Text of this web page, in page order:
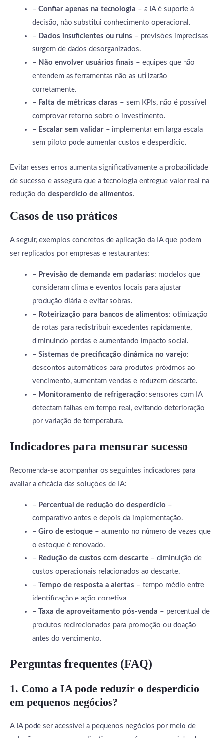
– Confiar apenas na tecnologia – a IA é suporte à
decisão, não substitui conhecimento operacional.
– Dados insuficientes ou ruins – previsões imprecisas
surgem de dados desorganizados.
– Não envolver usuários finais – equipes que não
entendem as ferramentas não as utilizarão
corretamente.
– Falta de métricas claras – sem KPIs, não é possível
comprovar retorno sobre o investimento.
– Escalar sem validar – implementar em larga escala
sem piloto pode aumentar custos e desperdício.
Evitar esses erros aumenta significativamente a probabilidade
de sucesso e assegura que a tecnologia entregue valor real na
redução do desperdício de alimentos.
Casos de uso práticos
A seguir, exemplos concretos de aplicação da IA que podem
ser replicados por empresas e restaurantes:
– Previsão de demanda em padarias: modelos que
consideram clima e eventos locais para ajustar
produção diária e evitar sobras.
– Roteirização para bancos de alimentos: otimização
de rotas para redistribuir excedentes rapidamente,
diminuindo perdas e aumentando impacto social.
– Sistemas de precificação dinâmica no varejo:
descontos automáticos para produtos próximos ao
vencimento, aumentam vendas e reduzem descarte.
– Monitoramento de refrigeração: sensores com IA
detectam falhas em tempo real, evitando deterioração
por variação de temperatura.
Indicadores para mensurar sucesso
Recomenda-se acompanhar os seguintes indicadores para
avaliar a eficácia das soluções de IA:
– Percentual de redução do desperdício –
comparativo antes e depois da implementação.
– Giro de estoque – aumento no número de vezes que
o estoque é renovado.
– Redução de custos com descarte – diminuição de
custos operacionais relacionados ao descarte.
– Tempo de resposta a alertas – tempo médio entre
identificação e ação corretiva.
– Taxa de aproveitamento pós-venda – percentual de
produtos redirecionados para promoção ou doação
antes do vencimento.
Perguntas frequentes (FAQ)
1. Como a IA pode reduzir o desperdício
em pequenos negócios?
A IA pode ser acessível a pequenos negócios por meio de